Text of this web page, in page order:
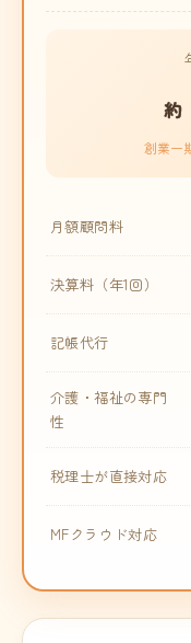
約
創業一
月額顧問料
決算料（年1回）
記帳代行
介護・福祉の専門
性
税理士が直接対応
MFクラウド対応